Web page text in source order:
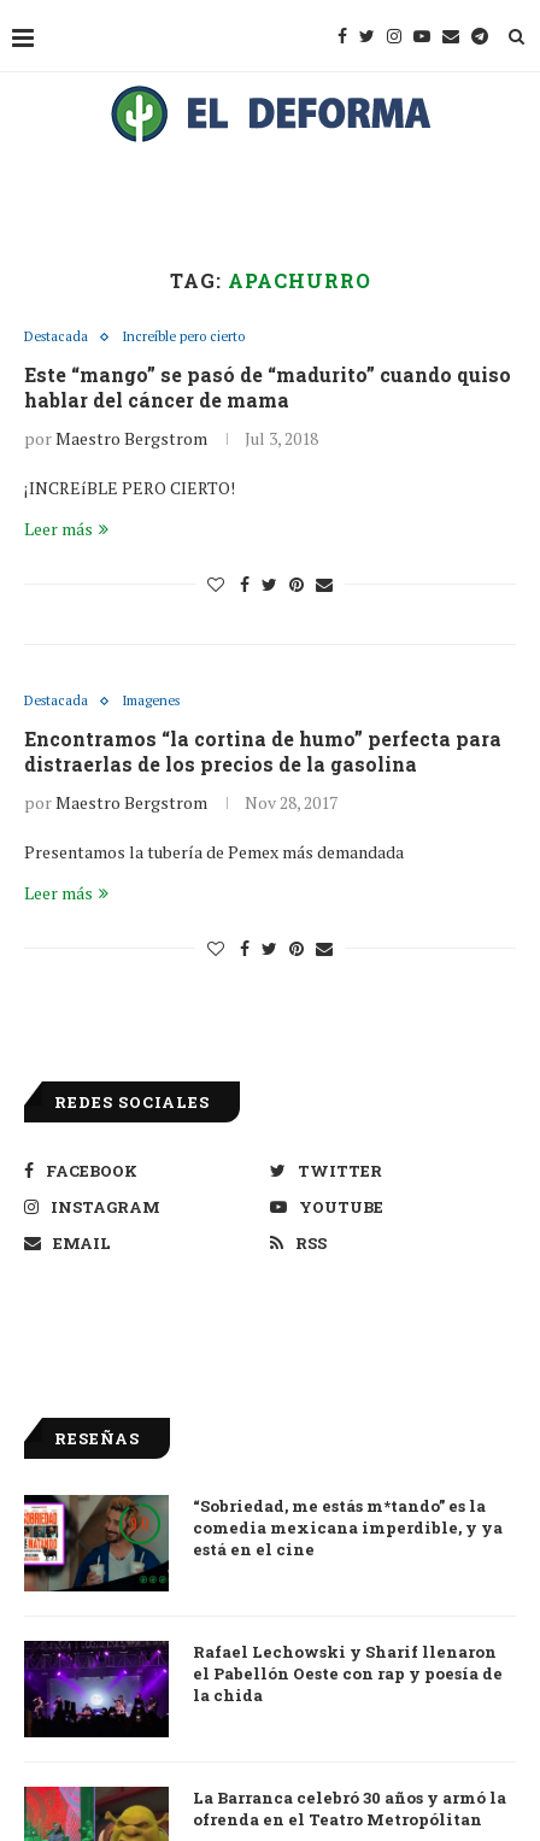
TAG: APACHURRO
Destacada Increíble pero cierto
Este “mango” se pasó de “madurito” cuando quiso
hablar del cáncer de mama
porMaestro Bergstrom Jul 3, 2018
¡INCREíBLE PERO CIERTO!
Leer más
Destacada Imagenes
Encontramos “la cortina de humo” perfecta para
distraerlas de los precios de la gasolina
porMaestro Bergstrom Nov 28, 2017
Presentamos la tubería de Pemex más demandada
Leer más
REDES SOCIALES
FACEBOOK
TWITTER
INSTAGRAM
YOUTUBE
EMAIL
RSS
RESEÑAS
9.0
“Sobriedad, me estás m*tando” es la
comedia mexicana imperdible, y ya
está en el cine
Rafael Lechowski y Sharif llenaron
el Pabellón Oeste con rap y poesía de
la chida
La Barranca celebró 30 años y armó la
ofrenda en el Teatro Metropólitan